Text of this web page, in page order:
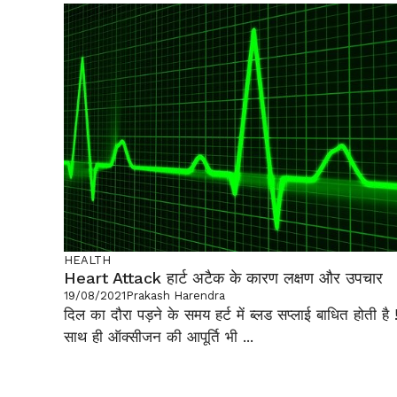
HEALTH
Heart Attack हार्ट अटैक के कारण लक्षण और उपचार
19/08/2021Prakash Harendra
दिल का दौरा पड़ने के समय हर्ट में ब्लड सप्लाई बाधित होती है !
साथ ही ऑक्सीजन की आपूर्ति भी ...